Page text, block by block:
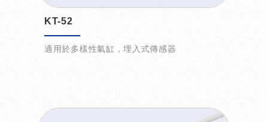
KT-52
適用於多樣性氣缸，埋入式傳感器